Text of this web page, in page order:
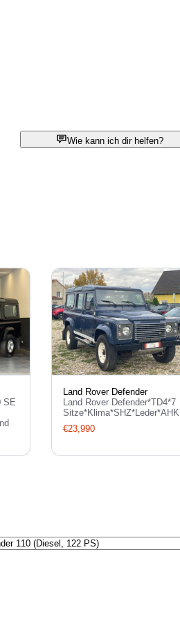
Wie kann ich dir helfen?
SE
Land Rover Defender
Land Rover Defender*TD4*7
Sitze*Klima*SHZ*Leder*AHK
€23,990